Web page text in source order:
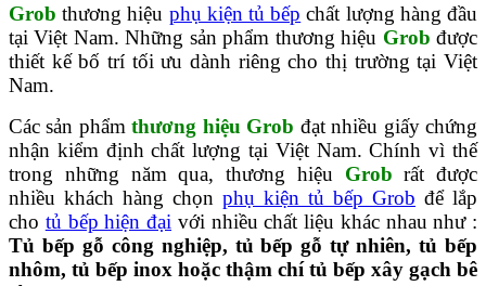
Grob thương hiệu phụ kiện tủ bếp chất lượng hàng đầu
tại Việt Nam. Những sản phẩm thương hiệu Grob được
thiết kế bố trí tối ưu dành riêng cho thị trường tại Việt
Nam.
Các sản phẩmthương hiệu Grob đạt nhiều giấy chứng
nhận kiểm định chất lượng tại Việt Nam. Chính vì thế
trong những năm qua, thương hiệu Grob rất được
nhiều khách hàng chọn phụ kiện tủ bếp Grob để lắp
cho tủ bếp hiện đại với nhiều chất liệu khác nhau như :
Tủ bếp gỗ công nghiệp, tủ bếp gỗ tự nhiên, tủ bếp
nhôm, tủ bếp inox hoặc thậm chí tủ bếp xây gạch bê